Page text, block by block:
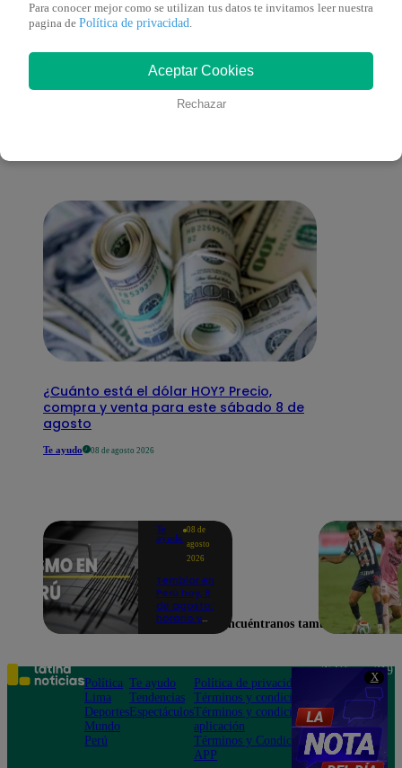
X
También te puede
¿Cuánto está el dólar HOY? Precio,
compra y venta para este sábado 8 de
agosto
Te ayudo 08 de agosto 2026
Te
ayudo
08 de
agosto
2026
Temblor en
Perú hoy, 8
de agosto:
horario y
según IGP
Para conocer mejor como se utilizan tus datos te invitamos leer nuestra
pagina de Política de privacidad
Aceptar Cookies
Rechazar
Encuéntranos también en
Política
Lima
Deportes
Mundo
Perú
Te ayudo
Tendencias
Espectáculos
Política de privacidad
Términos y condiciones
Términos y condiciones
aplicación
Términos y Condiciones
APP
Teléfono: 219
Av. San
Felipe 968
Jesús María